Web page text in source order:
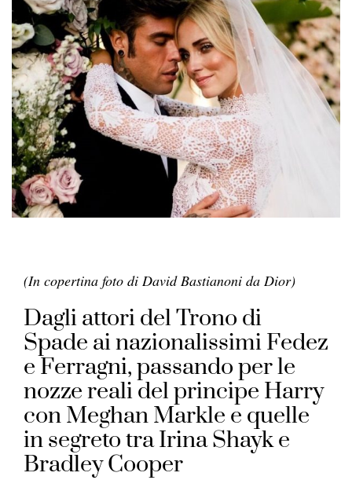
(In copertina foto di David Bastianoni da Dior)
Dagli attori del Trono di
Spade ai nazionalissimi Fedez
e Ferragni, passando per le
nozze reali del principe Harry
con Meghan Markle e quelle
in segreto tra Irina Shayk e
Bradley Cooper